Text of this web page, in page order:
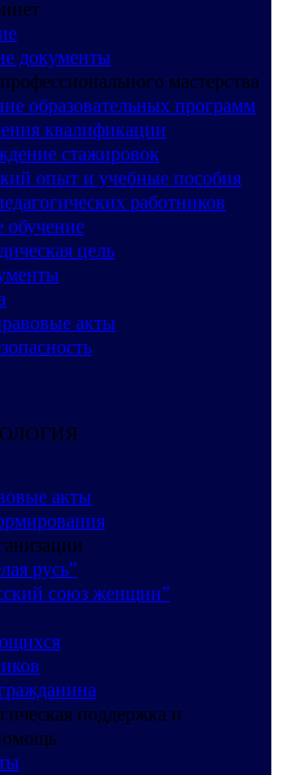
документы
мастерства
образовательных программ
квалификации
стажировок
опыт и учебные пособия
работников
обучение
цель
акты
акты
русь”
союз женщин”
поддержка и